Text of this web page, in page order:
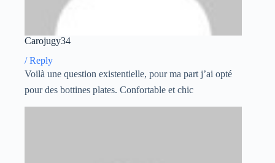
Carojugy34
/Reply
Voilà une question existentielle, pour ma part j’ai opté
pour des bottines plates. Confortable et chic